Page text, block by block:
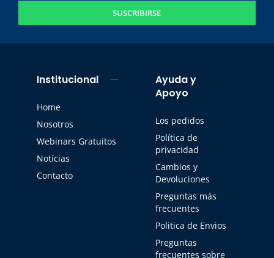
SUSCRIBIRSE
Institucional
Home
Nosotros
Webinars Gratuitos
Notícias
Contacto
Ayuda y
Apoyo
Los pedidos
Política de
privacidad
Cambios y
Devoluciones
Preguntas más
frecuentes
Politica de Envios
Preguntas
frecuentes sobre